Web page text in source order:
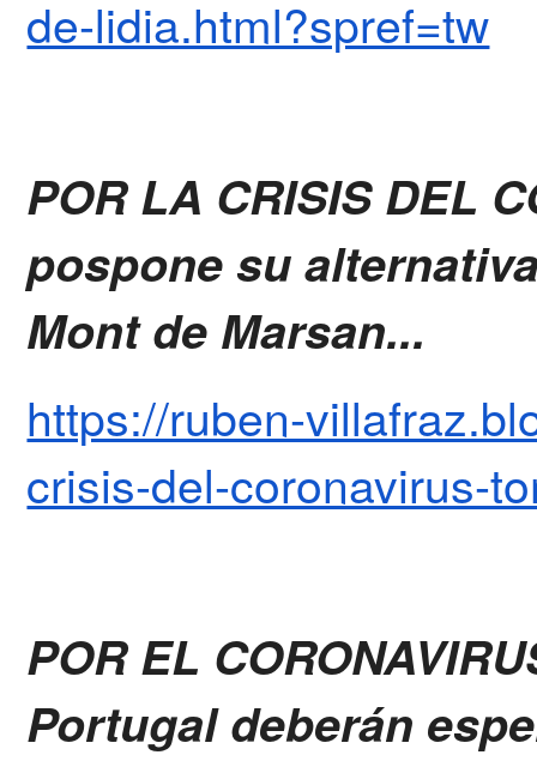
de-lidia.html?spref=tw
POR LA CRISIS DEL
pospone su
Mont de Marsan...
https://ruben-
crisis-del-coronavirus-
POR EL
Portugal deberán